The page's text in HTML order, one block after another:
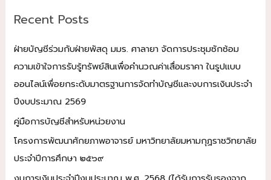
c
f
o
r
:
Recent Posts
ฝ่ายบัญชีร่วมกับฝ่ายพัสดุ มมร. ศาลายา จัดการประชุมซักซ้อม
ความเข้าใจการรับรู้ทรัพย์สินเพื่อคำนวณค่าเสื่อมราคา ในรูปแบบ
ออนไลน์เพื่อยกระดับมาตรฐานการจัดทำบัญชีและงบการเงินประจำ
ปีงบประมาณ 2569
คู่มือการบัญชีสำหรับหน่วยงาน
โครงการพัฒนาศักยภาพอาจารย์ มหาวิทยาลัยมหามกุฏราชวิทยาลัย
ประจำปีการศึกษา ๒๕๖๙